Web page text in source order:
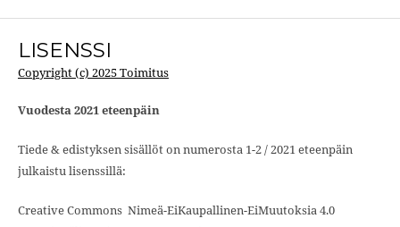
LISENSSI
Copyright (c) 2025 Toimitus
Vuodesta 2021 eteenpäin
Tiede & edistyksen sisällöt on numerosta 1-2 / 2021 eteenpäin
julkaistu lisenssillä:
Creative Commons Nimeä-EiKaupallinen-EiMuutoksia 4.0